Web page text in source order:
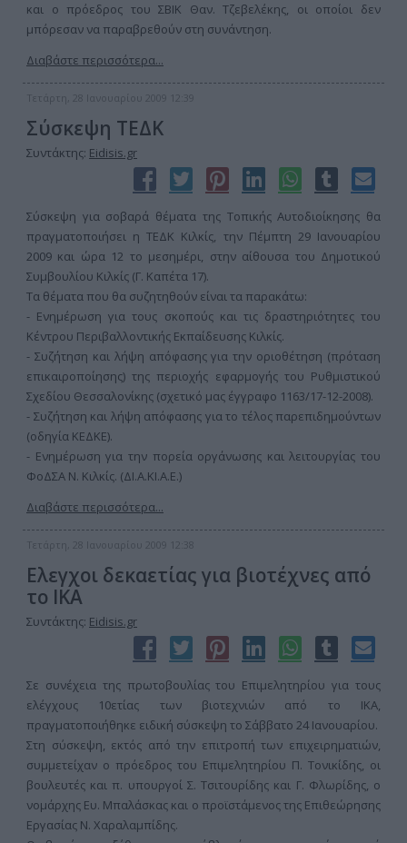
και ο πρόεδρος του ΣΒΙΚ Θαν. Τζεβελέκης, οι οποίοι δεν
μπόρεσαν να παραβρεθούν στη συνάντηση.
Διαβάστε περισσότερα...
Τετάρτη, 28 Ιανουαρίου 2009 12:39
Σύσκεψη ΤΕΔΚ
Συντάκτης: Eidisis.gr
Σύσκεψη για σοβαρά θέματα της Τοπικής Αυτοδιοίκησης θα
πραγματοποιήσει η ΤΕΔΚ Κιλκίς, την Πέμπτη 29 Ιανουαρίου
2009 και ώρα 12 το μεσημέρι, στην αίθουσα του Δημοτικού
Συμβουλίου Κιλκίς (Γ. Καπέτα 17).
Τα θέματα που θα συζητηθούν είναι τα παρακάτω:
- Ενημέρωση για τους σκοπούς και τις δραστηριότητες του
Κέντρου Περιβαλλοντικής Εκπαίδευσης Κιλκίς.
- Συζήτηση και λήψη απόφασης για την οριοθέτηση (πρόταση
επικαιροποίησης) της περιοχής εφαρμογής του Ρυθμιστικού
Σχεδίου Θεσσαλονίκης (σχετικό μας έγγραφο 1163/17-12-2008).
- Συζήτηση και λήψη απόφασης για το τέλος παρεπιδημούντων
(οδηγία ΚΕΔΚΕ).
- Ενημέρωση για την πορεία οργάνωσης και λειτουργίας του
ΦοΔΣΑ Ν. Κιλκίς. (ΔΙ.Α.ΚΙ.Α.Ε.)
Διαβάστε περισσότερα...
Τετάρτη, 28 Ιανουαρίου 2009 12:38
Ελεγχοι δεκαετίας για βιοτέχνες από
το ΙΚΑ
Συντάκτης: Eidisis.gr
Σε συνέχεια της πρωτοβουλίας του Επιμελητηρίου για τους
ελέγχους 10ετίας των βιοτεχνιών από το ΙΚΑ,
πραγματοποιήθηκε ειδική σύσκεψη το Σάββατο 24 Ιανουαρίου.
Στη σύσκεψη, εκτός από την επιτροπή των επιχειρηματιών,
συμμετείχαν ο πρόεδρος του Επιμελητηρίου Π. Τονικίδης, οι
βουλευτές και π. υπουργοί Σ. Τσιτουρίδης και Γ. Φλωρίδης, ο
νομάρχης Ευ. Μπαλάσκας και ο προϊστάμενος της Επιθεώρησης
Εργασίας Ν. Χαραλαμπίδης.